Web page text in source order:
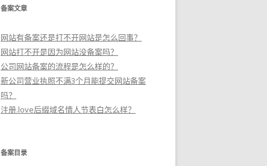
备案文章
网站有备案还是打不开网站是怎么回事？
网站打不开是因为网站没备案吗？
公司网站备案的流程是怎么样的？
新公司营业执照不满3个月能提交网站备案
吗？
注册.love后缀域名情人节表白怎么样？
备案目录